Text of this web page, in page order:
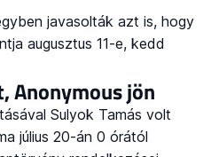
javasolták azt is, hogy
augusztus 11-e, kedd
Anonymous jön
Sulyok Tamás volt
július 20-án 0 órától